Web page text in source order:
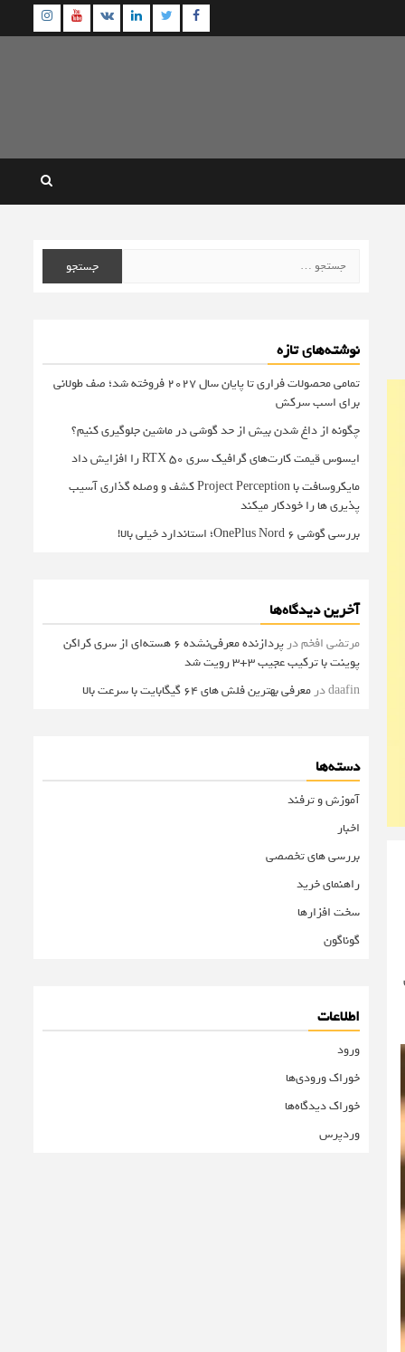
Facebook
Twitter
Linkedin
VK
برای:
نوشته‌های تازه
تمامی محصولات فراری تا پایان سال ۲۰۲۷ فروخته شد؛ صف طولانی
برای اسب سرکش
چگونه از داغ شدن بیش از حد گوشی در ماشین جلوگیری کنیم؟
ایسوس قیمت کارت‌های گرافیک سری RTX 50 را افزایش داد
مایکروسافت با Project Perception کشف و وصله گذاری آسیب
پذیری ها را خودکار میکند
بررسی گوشی OnePlus Nord 6؛ استاندارد خیلی بالا!
آخرین دیدگاه‌ها
مرتضی افخمدر
پردازنده معرفی‌نشده 6 هسته‌ای از سری کراکن
پوینت با ترکیب عجیب 3+3 رویت شد
daafinدر معرفی بهترین فلش های 64 گیگابایت با سرعت بالا
دسته‌ها
آموزش و ترفند
اخبار
بررسی های تخصصی
راهنمای خرید
سخت افزارها
گوناگون
اطلاعات
ورود
خوراک ورودی‌ها
خوراک دیدگاه‌ها
وردپرس